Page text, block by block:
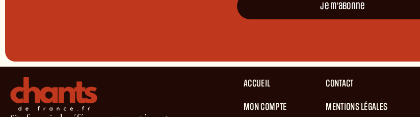
Je m'abonne
ACCUEIL
MON COMPTE
CONTACT
MENTIONS LÉGALES